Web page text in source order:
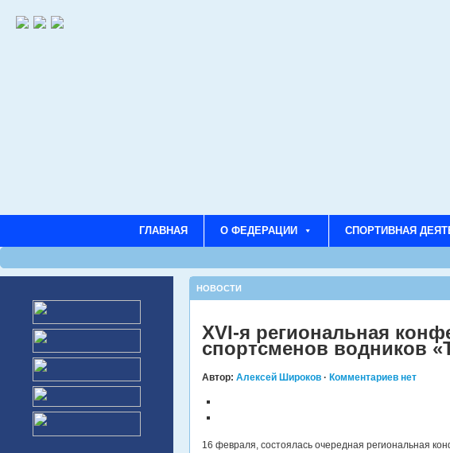
ГЛАВНАЯ О ФЕДЕРАЦИИ СПОРТИВНАЯ
НОВОСТИ
XVI-я региональная
спортсменов водников
Автор: Алексей Широков · Комментариев нет
16 февраля, состоялась очередная региональная